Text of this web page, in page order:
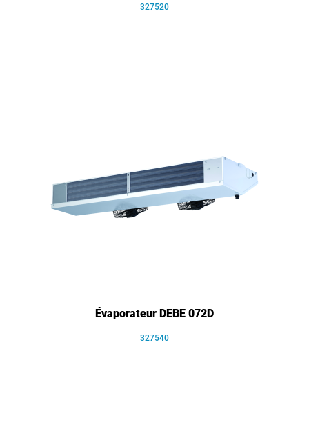
327520
Évaporateur DEBE 072D
327540